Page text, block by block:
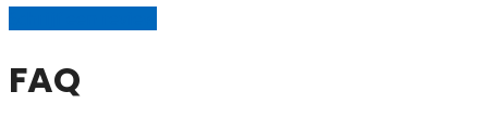
FAQ